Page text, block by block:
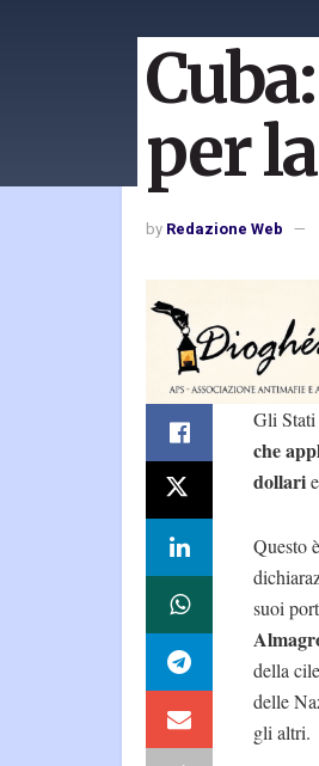
per
by Redazione Web
Gli Stati
che
dollari
Questo
suoi
della
delle
gli altri.